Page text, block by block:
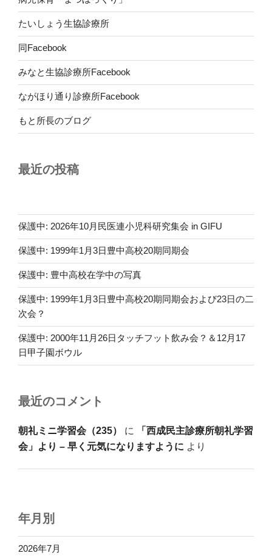
たいしょう生協診療所
同Facebook
みなと生協診療所Facebook
ながほり通り診療所Facebook
もと所長のブログ
最近の投稿
保護中: 2026年10月民医連小児科研究集会 in GIFU
保護中: 1999年1月3日豊中高校20期同期会
保護中: 豊中高校在学中の写真
保護中: 1999年1月3日豊中高校20期同期会および23日の二
次会？
保護中: 2000年11月26日タッチフット飲み会？＆12月17
日甲子園ボウル
最近のコメント
朝礼ミニ学習会（235） に
「西成民主診療所朝礼学習
会」より – 早く元気になりますように より
年月別
2026年7月